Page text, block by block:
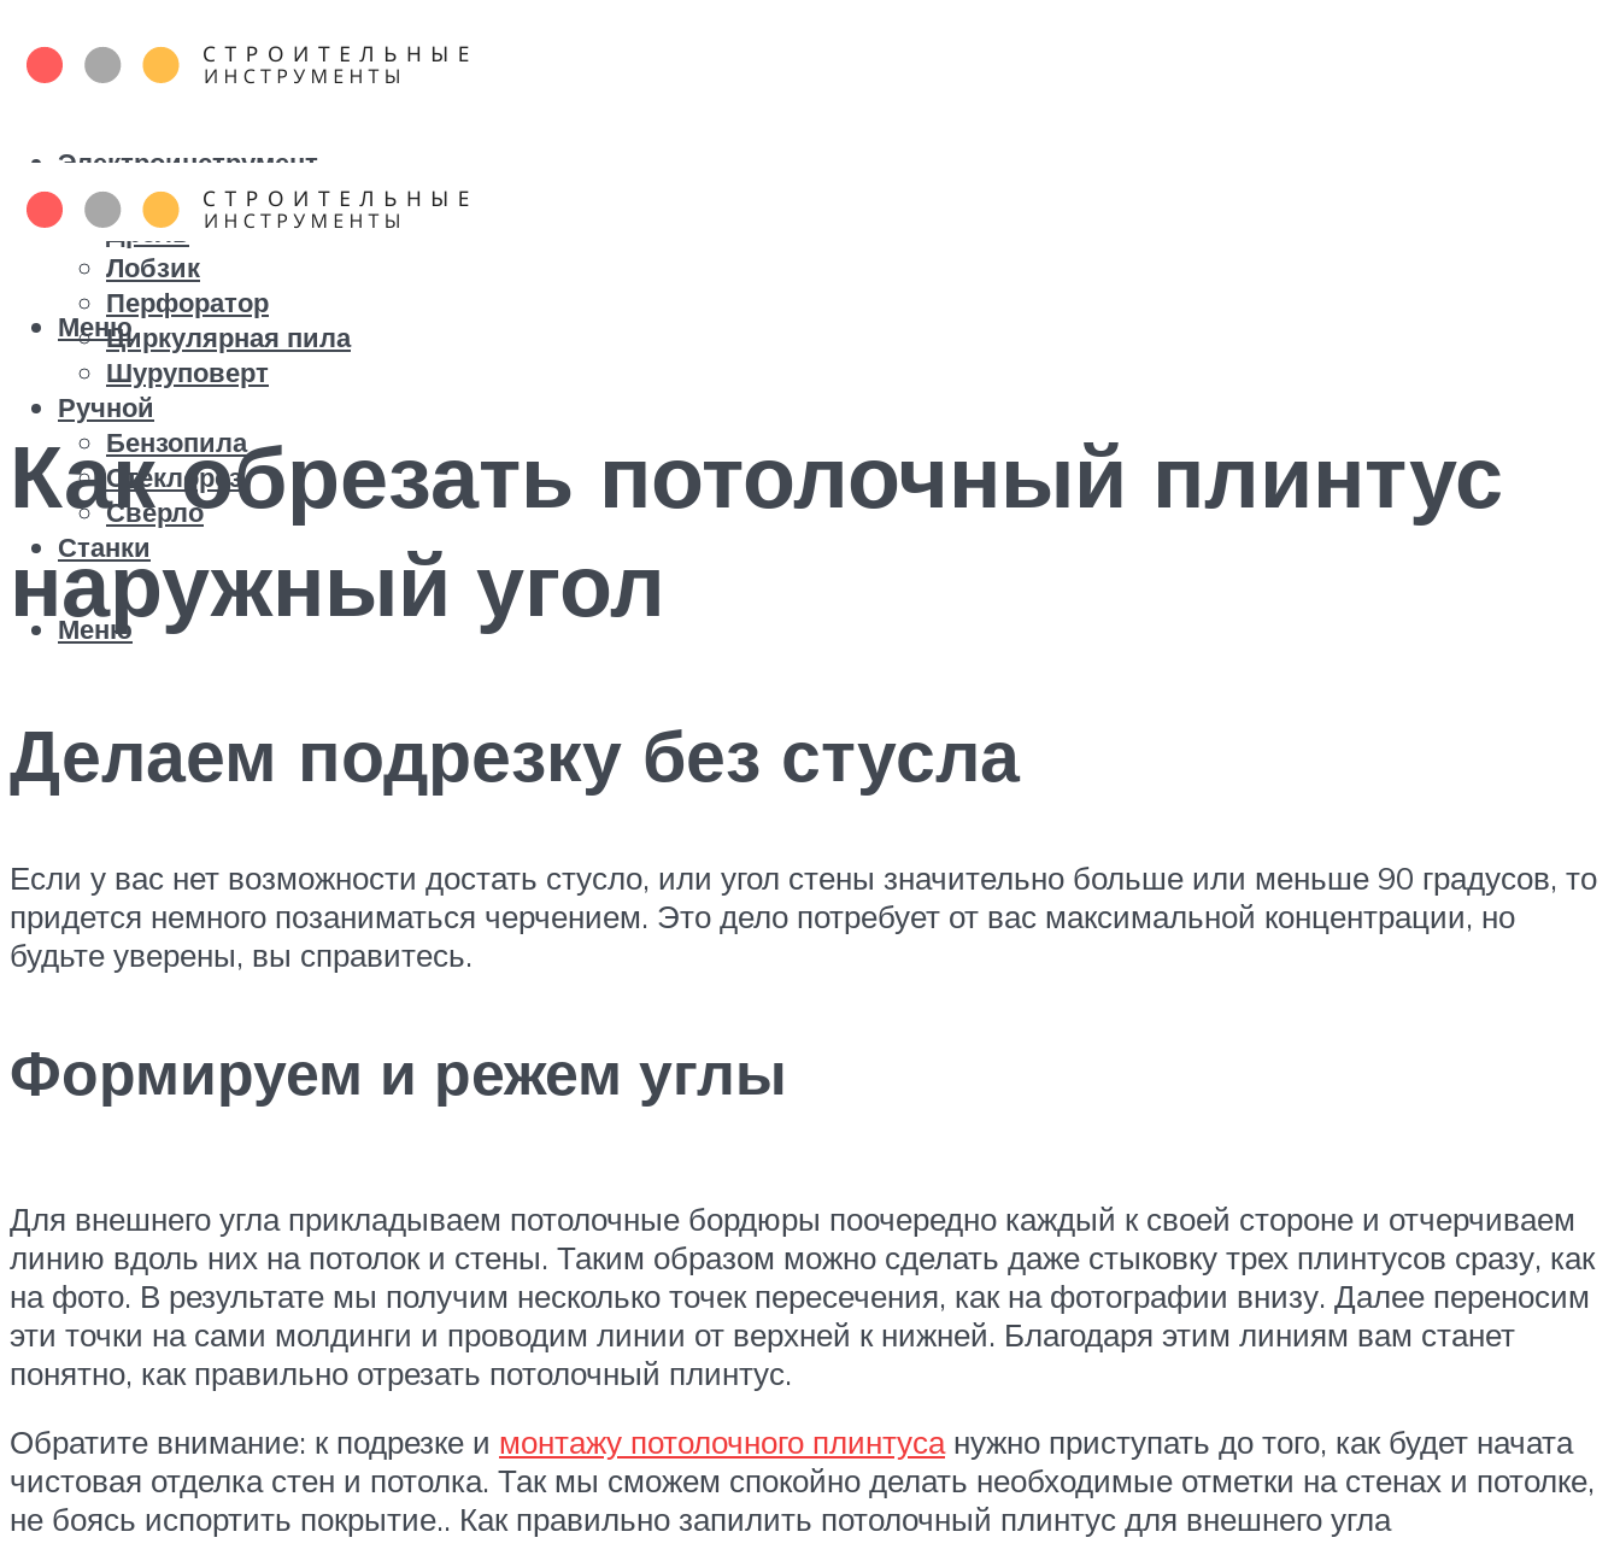
Электроинструмент
Болгарка
Дрель
Лобзик
Перфоратор
Циркулярная пила
Шуруповерт
Ручной
Бензопила
Стеклорез
Сверло
Станки
Меню
Меню
Как обрезать потолочный плинтус
наружный угол
Делаем подрезку без стусла
Если у вас нет возможности достать стусло, или угол стены значительно больше или меньше 90 градусов, то
придется немного позаниматься черчением. Это дело потребует от вас максимальной концентрации, но
будьте уверены, вы справитесь.
Формируем и режем углы
Для внешнего угла прикладываем потолочные бордюры поочередно каждый к своей стороне и отчерчиваем
линию вдоль них на потолок и стены. Таким образом можно сделать даже стыковку трех плинтусов сразу, как
на фото. В результате мы получим несколько точек пересечения, как на фотографии внизу. Далее переносим
эти точки на сами молдинги и проводим линии от верхней к нижней. Благодаря этим линиям вам станет
понятно, как правильно отрезать потолочный плинтус.
Обратите внимание: к подрезке и монтажу потолочного плинтусанужно приступать до того, как будет начата
чистовая отделка стен и потолка. Так мы сможем спокойно делать необходимые отметки на стенах и потолке,
не боясь испортить покрытие.. Как правильно запилить потолочный плинтус для внешнего угла